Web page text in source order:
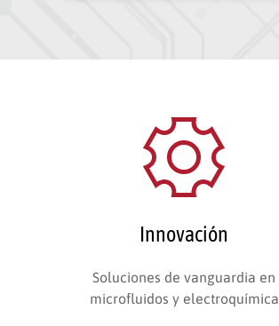
Innovación
Soluciones de vanguardia en
microfluidos y electroquímica